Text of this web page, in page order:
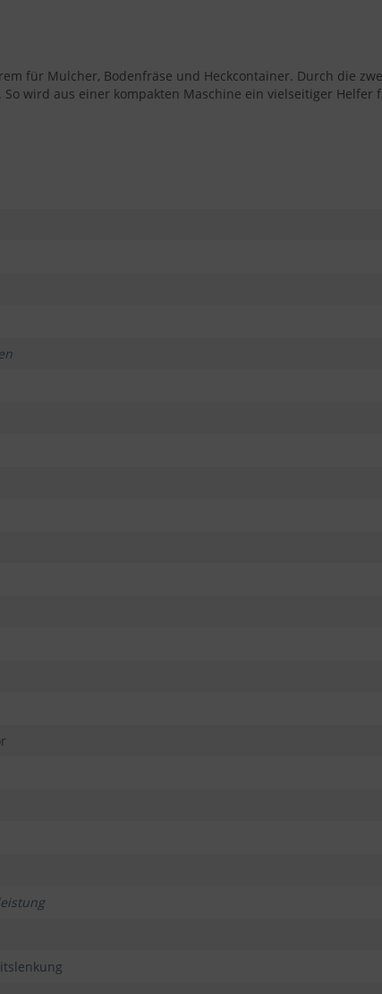
für Mulcher, Bodenfräse und Heckcontainer. Durch die
wird aus einer kompakten Maschine ein vielseitiger Helfer